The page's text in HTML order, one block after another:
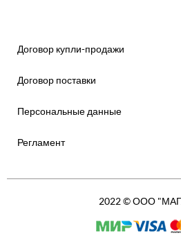
Договор купли-продажи
Договор поставки
Персональные данные
Регламент
2022 © ООО